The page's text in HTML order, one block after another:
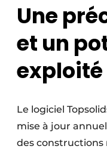
Une
et un
exploité
Le logiciel
mise à jour
des